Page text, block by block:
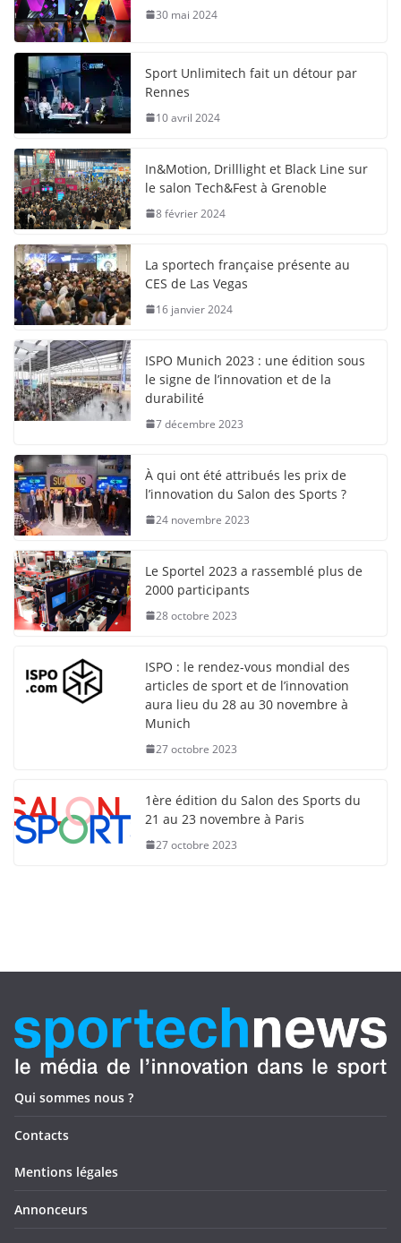
30 mai 2024
Sport Unlimitech fait un détour par
Rennes
10 avril 2024
In&Motion, Drilllight et Black Line sur
le salon Tech&Fest à Grenoble
8 février 2024
La sportech française présente au
CES de Las Vegas
16 janvier 2024
ISPO Munich 2023 : une édition sous
le signe de l’innovation et de la
durabilité
7 décembre 2023
À qui ont été attribués les prix de
l’innovation du Salon des Sports ?
24 novembre 2023
Le Sportel 2023 a rassemblé plus de
2000 participants
28 octobre 2023
ISPO : le rendez-vous mondial des
articles de sport et de l’innovation
aura lieu du 28 au 30 novembre à
Munich
27 octobre 2023
1ère édition du Salon des Sports du
21 au 23 novembre à Paris
27 octobre 2023
Qui sommes nous ?
Contacts
Mentions légales
Annonceurs